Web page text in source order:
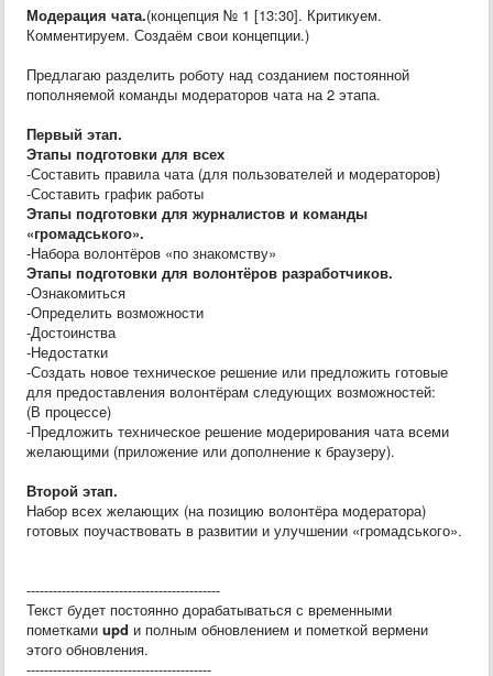
Модерация чата.(концепция № 1 [13:30]. Критикуем.
Комментируем. Создаём свои концепции.)
Предлагаю разделить роботу над созданием постоянной
пополняемой команды модераторов чата на 2 этапа.
Первый этап.
Этапы подготовки для всех
-Составить правила чата (для пользователей и модераторов)
-Составить график работы
Этапы подготовки для журналистов и команды
«громадського».
-Набора волонтёров «по знакомству»
Этапы подготовки для волонтёров разработчиков.
-Ознакомиться
-Определить возможности
-Достоинства
-Недостатки
-Создать новое техническое решение или предложить готовые
для предоставления волонтёрам следующих возможностей:
(В процессе)
-Предложить техническое решение модерирования чата всеми
желающими (приложение или дополнение к браузеру).
Второй этап.
Набор всех желающих (на позицию волонтёра модератора)
готовых поучаствовать в развитии и улучшении «громадського».
--------------------------------------------
Текст будет постоянно дорабатываться с временными
пометками upd и полным обновлением и пометкой вермени
этого обновления.
------------------------------------------